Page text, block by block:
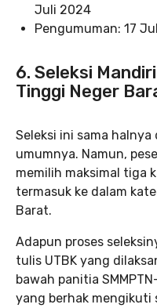
Juli 2024
Pengumuman: 17
6. Seleksi
Tinggi Neger
Seleksi ini sama
umumnya. Namun,
memilih maksimal tiga
termasuk ke dalam
Barat.
Adapun proses
tulis UTBK yang
bawah panitia
yang berhak mengikuti